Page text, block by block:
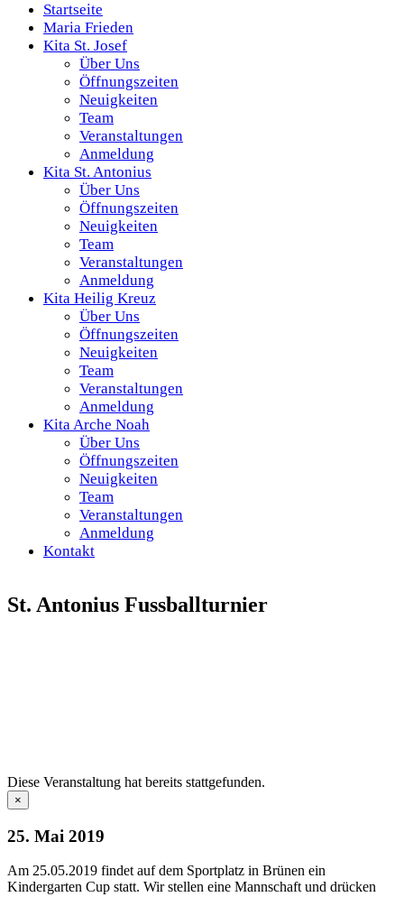
Startseite
Maria Frieden
Kita St. Josef
Über Uns
Öffnungszeiten
Neuigkeiten
Team
Veranstaltungen
Anmeldung
Kita St. Antonius
Über Uns
Öffnungszeiten
Neuigkeiten
Team
Veranstaltungen
Anmeldung
Kita Heilig Kreuz
Über Uns
Öffnungszeiten
Neuigkeiten
Team
Veranstaltungen
Anmeldung
Kita Arche Noah
Über Uns
Öffnungszeiten
Neuigkeiten
Team
Veranstaltungen
Anmeldung
Kontakt
St. Antonius Fussballturnier
Diese Veranstaltung hat bereits stattgefunden.
×
25. Mai 2019
Am 25.05.2019 findet auf dem Sportplatz in Brünen ein
Kindergarten Cup statt. Wir stellen eine Mannschaft und drücken